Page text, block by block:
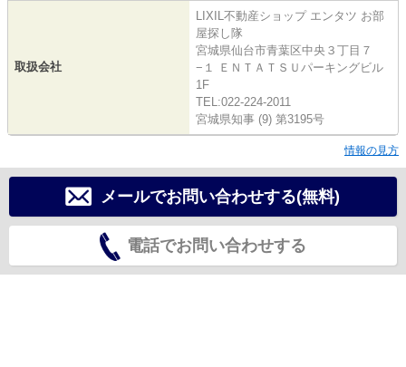
取扱会社
LIXIL不動産ショップ エンタツ お部
屋探し隊
宮城県仙台市青葉区中央３丁目７
−１ ＥＮＴＡＴＳＵパーキングビル
1F
TEL:022-224-2011
宮城県知事 (9) 第3195号
情報の見方
メールでお問い合わせする(無料)
電話でお問い合わせする